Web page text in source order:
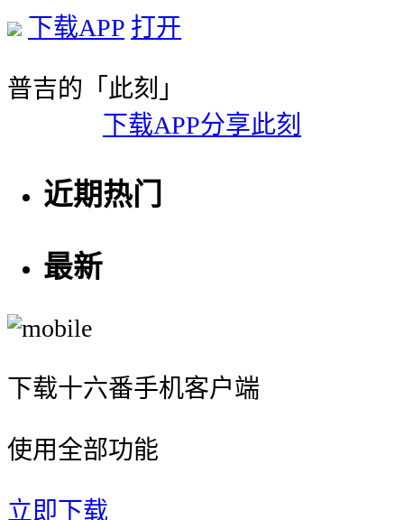
下载APP 打开
普吉的「此刻」
下载APP分享此刻
近期热门
最新
下载十六番手机客户端
使用全部功能
立即下载